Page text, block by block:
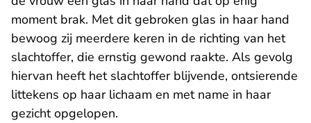
moment brak. Met dit gebroken glas in haar hand
bewoog zij meerdere keren in de richting van het
slachtoffer, die ernstig gewond raakte. Als gevolg
hiervan heeft het slachtoffer blijvende, ontsierende
littekens op haar lichaam en met name in haar
gezicht opgelopen.